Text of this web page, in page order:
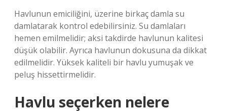
Havlunun emiciliğini, üzerine birkaç damla su
damlatarak kontrol edebilirsiniz. Su damlaları
hemen emilmelidir; aksi takdirde havlunun kalitesi
düşük olabilir. Ayrıca havlunun dokusuna da dikkat
edilmelidir. Yüksek kaliteli bir havlu yumuşak ve
peluş hissettirmelidir.
Havlu seçerken nelere